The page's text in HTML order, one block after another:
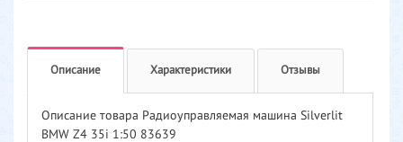
Описание Характеристики Отзывы
Описание товара Радиоуправляемая машина Silverlit
BMW Z4 35i 1:50 83639